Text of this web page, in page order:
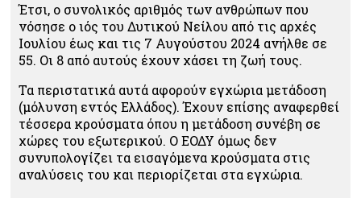
Έτσι, ο συνολικός αριθμός των ανθρώπων που
νόσησε ο ιός του Δυτικού Νείλου από τις αρχές
Ιουλίου έως και τις 7 Αυγούστου 2024 ανήλθε σε
55. Οι 8 από αυτούς έχουν χάσει τη ζωή τους.
Τα περιστατικά αυτά αφορούν εγχώρια μετάδοση
(μόλυνση εντός Ελλάδος). Έχουν επίσης αναφερθεί
τέσσερα κρούσματα όπου η μετάδοση συνέβη σε
χώρες του εξωτερικού. Ο ΕΟΔΥ όμως δεν
συνυπολογίζει τα εισαγόμενα κρούσματα στις
αναλύσεις του και περιορίζεται στα εγχώρια.